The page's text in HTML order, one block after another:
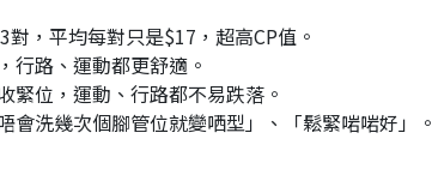
對，平均每對只是$17，超高CP值。
行路、運動都更舒適。
緊位，運動、行路都不易跌落。
會洗幾次個腳管位就變哂型」、「鬆緊啱啱好」。